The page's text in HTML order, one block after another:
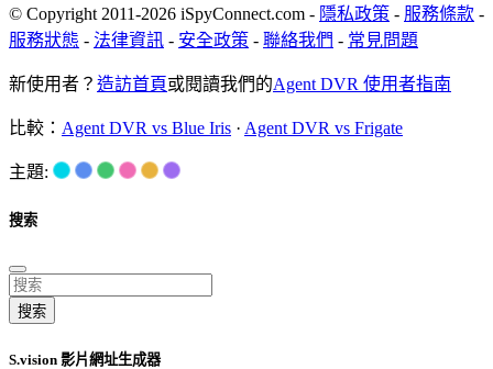
© Copyright 2011-2026 iSpyConnect.com - 隱私政策 - 服務條款 -
服務狀態 - 法律資訊 - 安全政策 - 聯絡我們 - 常見問題
新使用者？ 造訪首頁或閱讀我們的Agent DVR 使用者指南
比較： Agent DVR vs Blue Iris · Agent DVR vs Frigate
主題:
搜索
搜索
S.vision 影片網址生成器